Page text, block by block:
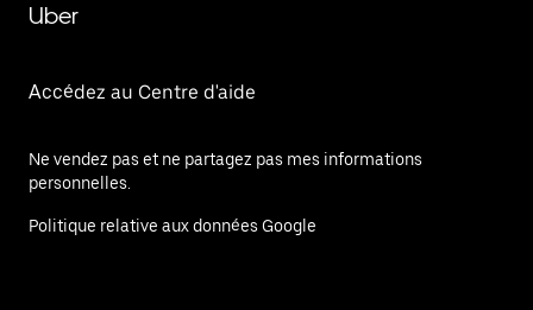
Uber
Accédez au Centre d'aide
Ne vendez pas et ne partagez pas mes informations
personnelles.
Politique relative aux données Google